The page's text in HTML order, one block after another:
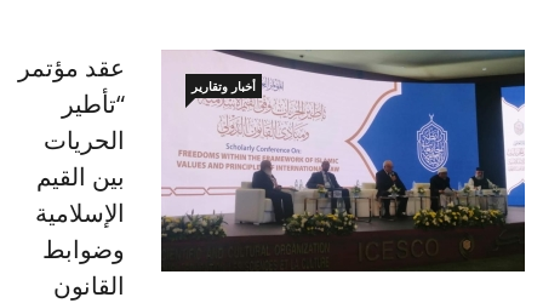
أخبار وتقارير
عقد مؤتمر
“تأطير
الحريات
بين القيم
الإسلامية
وضوابط
القانون